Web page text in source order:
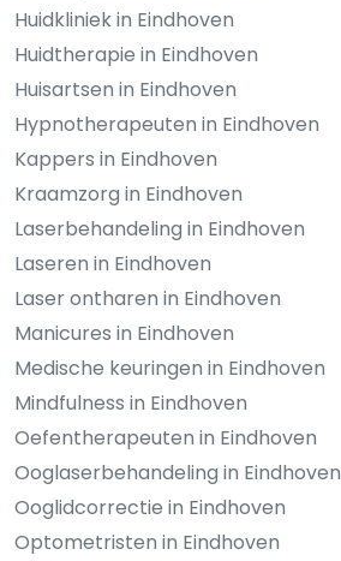
Huidkliniek in Eindhoven
Huidtherapie in Eindhoven
Huisartsen in Eindhoven
Hypnotherapeuten in Eindhoven
Kappers in Eindhoven
Kraamzorg in Eindhoven
Laserbehandeling in Eindhoven
Laseren in Eindhoven
Laser ontharen in Eindhoven
Manicures in Eindhoven
Medische keuringen in Eindhoven
Mindfulness in Eindhoven
Oefentherapeuten in Eindhoven
Ooglaserbehandeling in Eindhoven
Ooglidcorrectie in Eindhoven
Optometristen in Eindhoven